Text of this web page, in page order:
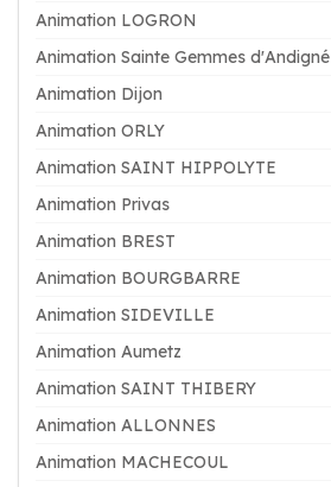
Animation LOGRON
Animation Sainte Gemmes d'Andigné
Animation Dijon
Animation ORLY
Animation SAINT HIPPOLYTE
Animation Privas
Animation BREST
Animation BOURGBARRE
Animation SIDEVILLE
Animation Aumetz
Animation SAINT THIBERY
Animation ALLONNES
Animation MACHECOUL